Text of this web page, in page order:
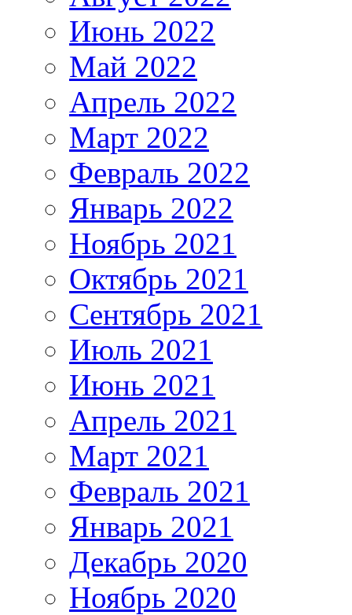
Июнь 2022
Май 2022
Апрель 2022
Март 2022
Февраль 2022
Январь 2022
Ноябрь 2021
Октябрь 2021
Сентябрь 2021
Июль 2021
Июнь 2021
Апрель 2021
Март 2021
Февраль 2021
Январь 2021
Декабрь 2020
Ноябрь 2020